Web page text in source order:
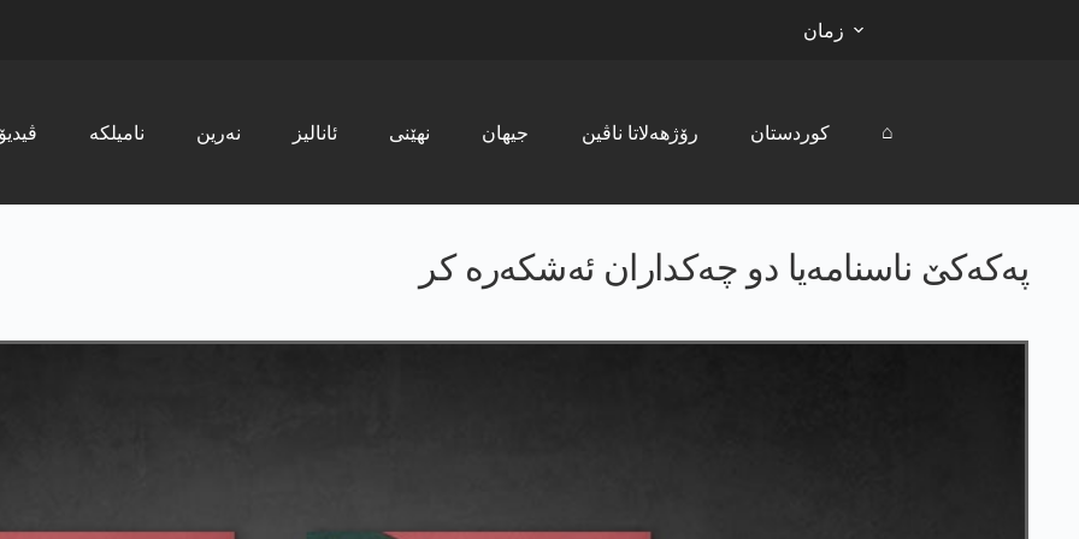
زمان
ڤیدیۆ نامیلکە نەرین ئانالیز نھێنی جیھان رۆژھەلاتا ناڤین کوردستان ⌂
په‌كه‌كێ ناسنامه‌یا دو چه‌كداران ئه‌شكه‌ره‌ كر